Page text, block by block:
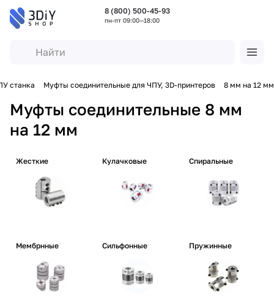
8 (800) 500-45-93
пн-пт 09:00—18:00
станка Муфты соединительные для ЧПУ, 3D-принтеров 8 мм на 12 мм
Муфты соединительные 8 мм
на 12 мм
Жесткие Кулачковые Спиральные
Мембрнные Сильфонные Пружинные